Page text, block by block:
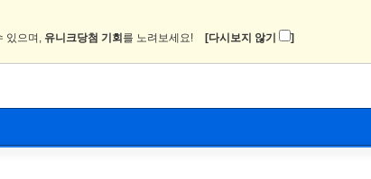
있으며, 유니크당첨 기회 를 노려보세요! [다시보지 않기 ]